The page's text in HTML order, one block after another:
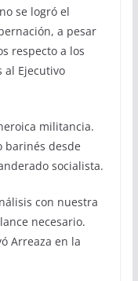
se logró el
a pesar
respecto a los
al Ejecutivo
militancia.
barinés desde
socialista.
con nuestra
necesario.
Arreaza en la